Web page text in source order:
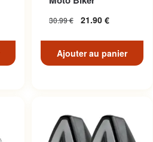
30.99€ 21.90 €
Ajouter au panier